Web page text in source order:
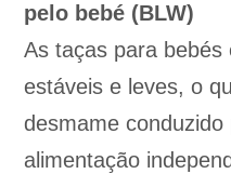
pelo bebé (BLW)
As taças para bebés
estáveis e leves, o
desmame
alimentação